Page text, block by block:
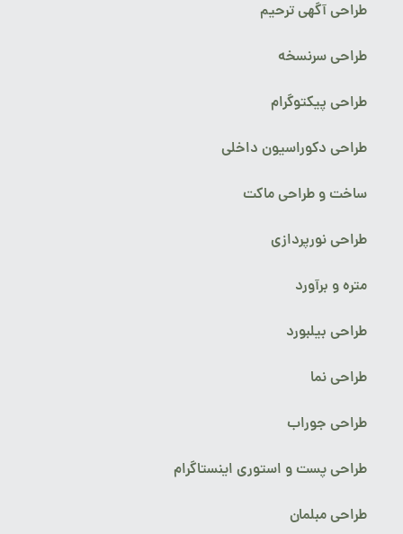
طراحی آگهی ترحیم
طراحی سرنسخه
طراحی پیکتوگرام
طراحی دکوراسیون داخلی
ساخت و طراحی ماکت
طراحی نورپردازی
متره و برآورد
طراحی بیلبورد
طراحی نما
طراحی جوراب
طراحی پست و استوری اینستاگرام
طراحی مبلمان